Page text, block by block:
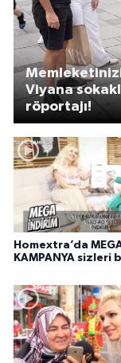
Homextra’da
KAMPANYA sizleri
Memleketinizi
Viyana
röportajı!